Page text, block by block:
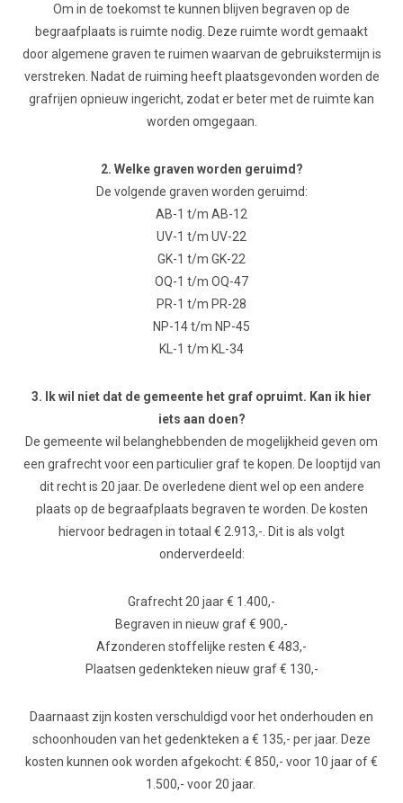
Om in de toekomst te kunnen blijven begraven op de
begraafplaats is ruimte nodig. Deze ruimte wordt gemaakt
door algemene graven te ruimen waarvan de gebruikstermijn is
verstreken. Nadat de ruiming heeft plaatsgevonden worden de
grafrijen opnieuw ingericht, zodat er beter met de ruimte kan
worden omgegaan.
2. Welke graven worden geruimd?
De volgende graven worden geruimd:
AB-1 t/m AB-12
UV-1 t/m UV-22
GK-1 t/m GK-22
OQ-1 t/m OQ-47
PR-1 t/m PR-28
NP-14 t/m NP-45
KL-1 t/m KL-34
3. Ik wil niet dat de gemeente het graf opruimt. Kan ik hier
iets aan doen?
De gemeente wil belanghebbenden de mogelijkheid geven om
een grafrecht voor een particulier graf te kopen. De looptijd van
dit recht is 20 jaar. De overledene dient wel op een andere
plaats op de begraafplaats begraven te worden. De kosten
hiervoor bedragen in totaal € 2.913,-. Dit is als volgt
onderverdeeld:
Grafrecht 20 jaar € 1.400,-
Begraven in nieuw graf € 900,-
Afzonderen stoffelijke resten € 483,-
Plaatsen gedenkteken nieuw graf € 130,-
Daarnaast zijn kosten verschuldigd voor het onderhouden en
schoonhouden van het gedenkteken a € 135,- per jaar. Deze
kosten kunnen ook worden afgekocht: € 850,- voor 10 jaar of €
1.500,- voor 20 jaar.